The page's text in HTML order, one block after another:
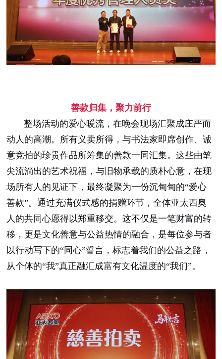
善款归集，聚力前行
整场活动的爱心暖流，在晚会现场汇聚成庄严而
动人的高潮。所有义卖所得，与书法家即席创作、诚
意竞拍的珍贵作品所筹集的善款一同汇集。这些由笔
尖流淌出的艺术祝福，与旧物承载的质朴心意，在现
场所有人的见证下，最终凝聚为一份沉甸甸的“爱心
善款”。通过充满仪式感的捐赠环节，全体亚太西奥
人的共同心愿得以郑重移交。这不仅是一笔财富的转
移，更是文化善意与公益热情的融合，是每位参与者
以行动写下的“同心”誓言，标志着我们的公益之路，
从个体的“我”真正融汇成富有文化温度的“我们”。